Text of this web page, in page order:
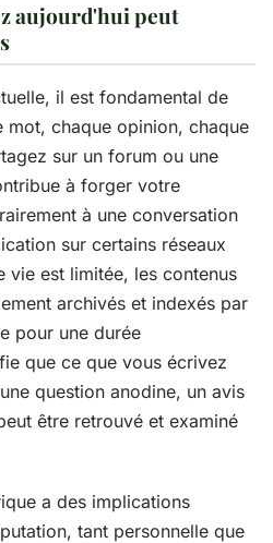
aujourd'hui peut
il est fondamental de
mot, chaque opinion, chaque
sur un forum ou une
à forger votre
à une conversation
sur certains réseaux
vie est limitée, les contenus
archivés et indexés par
pour une durée
que ce que vous écrivez
question anodine, un avis
être retrouvé et examiné
a des implications
tant personnelle que